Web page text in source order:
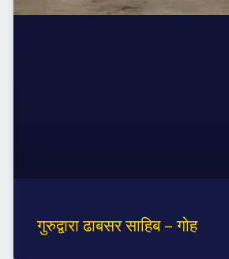
गुरुद्वारा ढाबसर साहिब – गोह